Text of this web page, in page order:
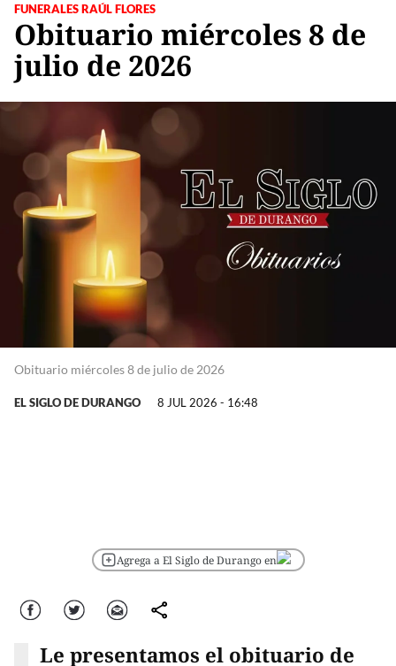
FUNERALES RAÚL FLORES
Obituario miércoles 8 de
julio de 2026
Obituario miércoles 8 de julio de 2026
EL SIGLO DE DURANGO 8 JUL 2026 - 16:48
Agrega a El Siglo de Durango en
Facebook Twitter Correo comparte
Le presentamos el obituario de